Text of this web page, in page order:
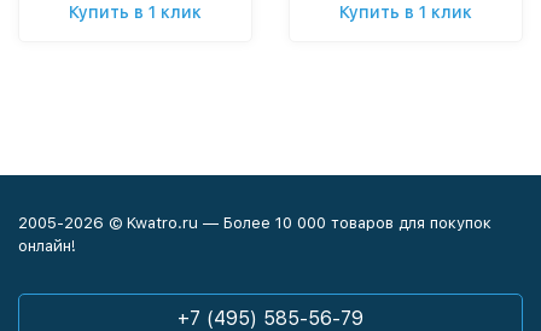
Купить в 1 клик Купить в 1 клик
2005-2026 © Kwatro.ru — Более 10 000 товаров для покупок
онлайн!
+7 (495) 585-56-79